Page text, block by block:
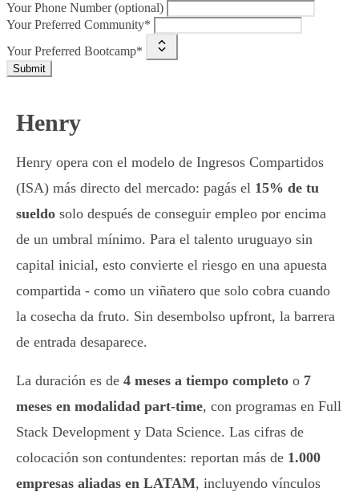
Your Phone Number (optional)
Your Preferred Community*
Your Preferred Bootcamp*
Submit
Henry
Henry opera con el modelo de Ingresos Compartidos
(ISA) más directo del mercado: pagás el 15% de tu
sueldo solo después de conseguir empleo por encima
de un umbral mínimo. Para el talento uruguayo sin
capital inicial, esto convierte el riesgo en una apuesta
compartida - como un viñatero que solo cobra cuando
la cosecha da fruto. Sin desembolso upfront, la barrera
de entrada desaparece.
La duración es de 4 meses a tiempo completo o 7
meses en modalidad part-time, con programas en Full
Stack Development y Data Science. Las cifras de
colocación son contundentes: reportan más de 1.000
empresas aliadas en LATAM, incluyendo vínculos